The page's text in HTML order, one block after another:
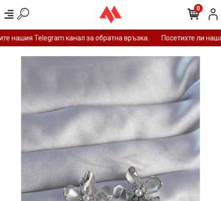
нашия Telegram канал за обратна връзка. Посетихте ли
0